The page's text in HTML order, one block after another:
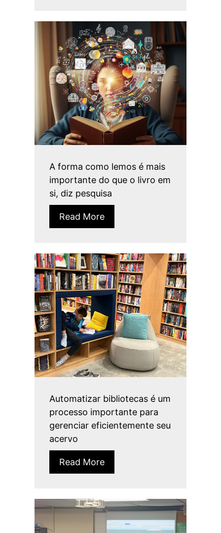
A forma como lemos é mais
importante do que o livro em
si, diz pesquisa
Read More
Automatizar bibliotecas é um
processo importante para
gerenciar eficientemente seu
acervo
Read More